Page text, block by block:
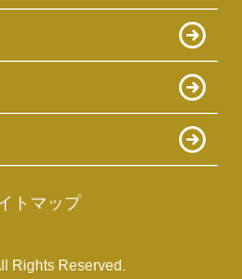
トマップ
Rights Reserved.